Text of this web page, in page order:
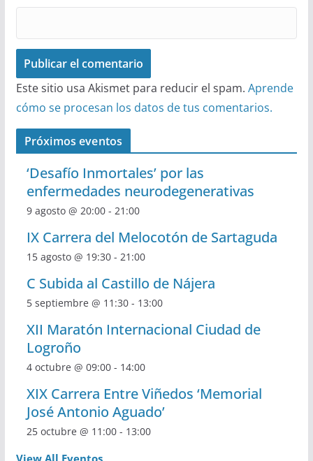
Este sitio usa Akismet para reducir el spam. Aprende
cómo se procesan los datos de tus comentarios.
Próximos eventos
‘Desafío Inmortales’ por las
enfermedades neurodegenerativas
9 agosto @ 20:00- 21:00
IX Carrera del Melocotón de Sartaguda
15 agosto @ 19:30- 21:00
C Subida al Castillo de Nájera
5 septiembre @ 11:30- 13:00
XII Maratón Internacional Ciudad de
Logroño
4 octubre @ 09:00- 14:00
XIX Carrera Entre Viñedos ‘Memorial
José Antonio Aguado’
25 octubre @ 11:00- 13:00
View All Eventos